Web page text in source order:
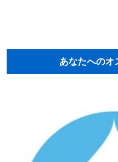
あなたへのオ